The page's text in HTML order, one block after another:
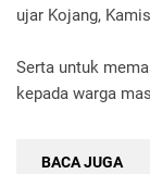
ujar Kojang,
Serta untuk
kepada warga
BACA JUGA